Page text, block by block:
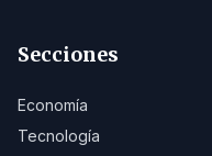
Secciones
Economía
Tecnología